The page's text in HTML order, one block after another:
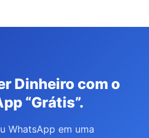
Dinheiro com o
“Grátis”.
WhatsApp em uma